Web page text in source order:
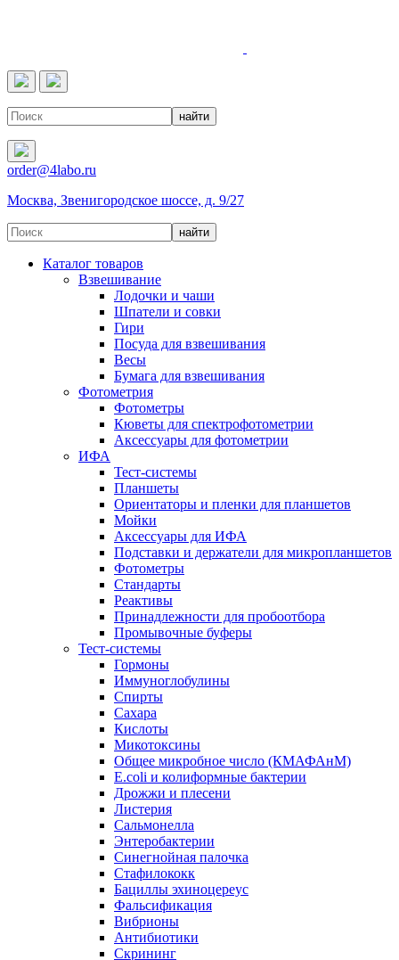
order@4labo.ru
Москва, Звенигородское шоссе, д. 9/27
Каталог товаров
Взвешивание
Лодочки и чаши
Шпатели и совки
Гири
Посуда для взвешивания
Весы
Бумага для взвешивания
Фотометрия
Фотометры
Кюветы для спектрофотометрии
Аксессуары для фотометрии
ИФА
Тест-системы
Планшеты
Ориентаторы и пленки для планшетов
Мойки
Аксессуары для ИФА
Подставки и держатели для микропланшетов
Фотометры
Стандарты
Реактивы
Принадлежности для пробоотбора
Промывочные буферы
Тест-системы
Гормоны
Иммуноглобулины
Спирты
Сахара
Кислоты
Микотоксины
Общее микробное число (КМАФАнМ)
E.coli и колиформные бактерии
Дрожжи и плесени
Листерия
Сальмонелла
Энтеробактерии
Синегнойная палочка
Стафилококк
Бациллы эхиноцереус
Фальсификация
Вибрионы
Антибиотики
Скрининг